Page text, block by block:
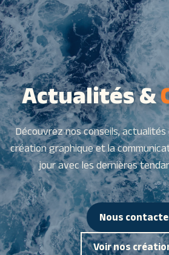
Actualités &
Découvrez nos conseils,
création graphique et la
jour avec les dernières
Nous
Voir nos